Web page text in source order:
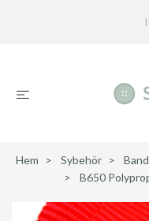
Hem Sybehör Band
B650